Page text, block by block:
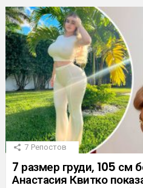
7 Репостов
7 размер груди, 105 см
Анастасия Квитко